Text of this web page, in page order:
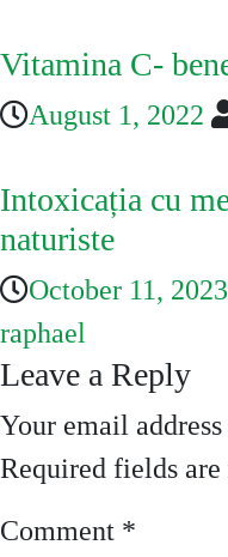
Vitamina C-
August 1, 2022
Intoxicația cu
naturiste
October 11, 2023
raphael
Leave a Reply
Your email
Required fields are
Comment *